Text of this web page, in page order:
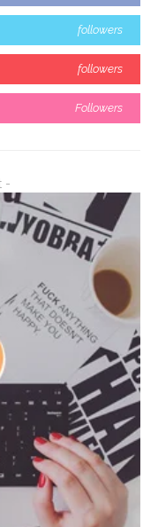
followers
followers
Followers
-